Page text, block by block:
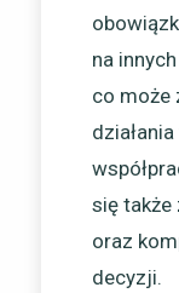
na
co może
się także
oraz
decyzji.